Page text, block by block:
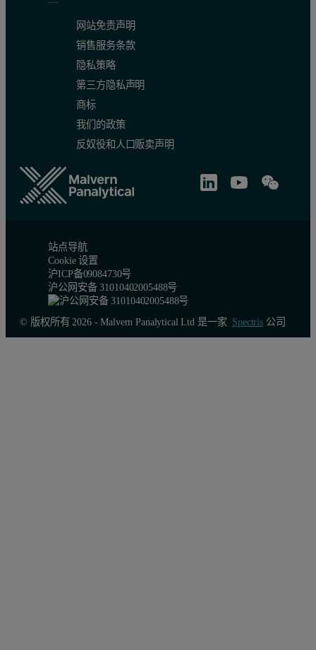
网站免责声明
销售服务条款
隐私策略
第三方隐私声明
商标
我们的政策
反奴役和人口贩卖声明
站点导航
Cookie 设置
沪ICP备09084730号
沪公网安备 31010402005488号
© 版权所有 2026 - Malvern Panalytical Ltd 是一家 Spectris公司